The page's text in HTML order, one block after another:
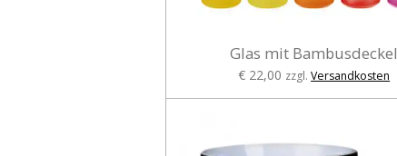
Glas mit Bambusdeckel
€ 22,00 zzgl.Versandkosten